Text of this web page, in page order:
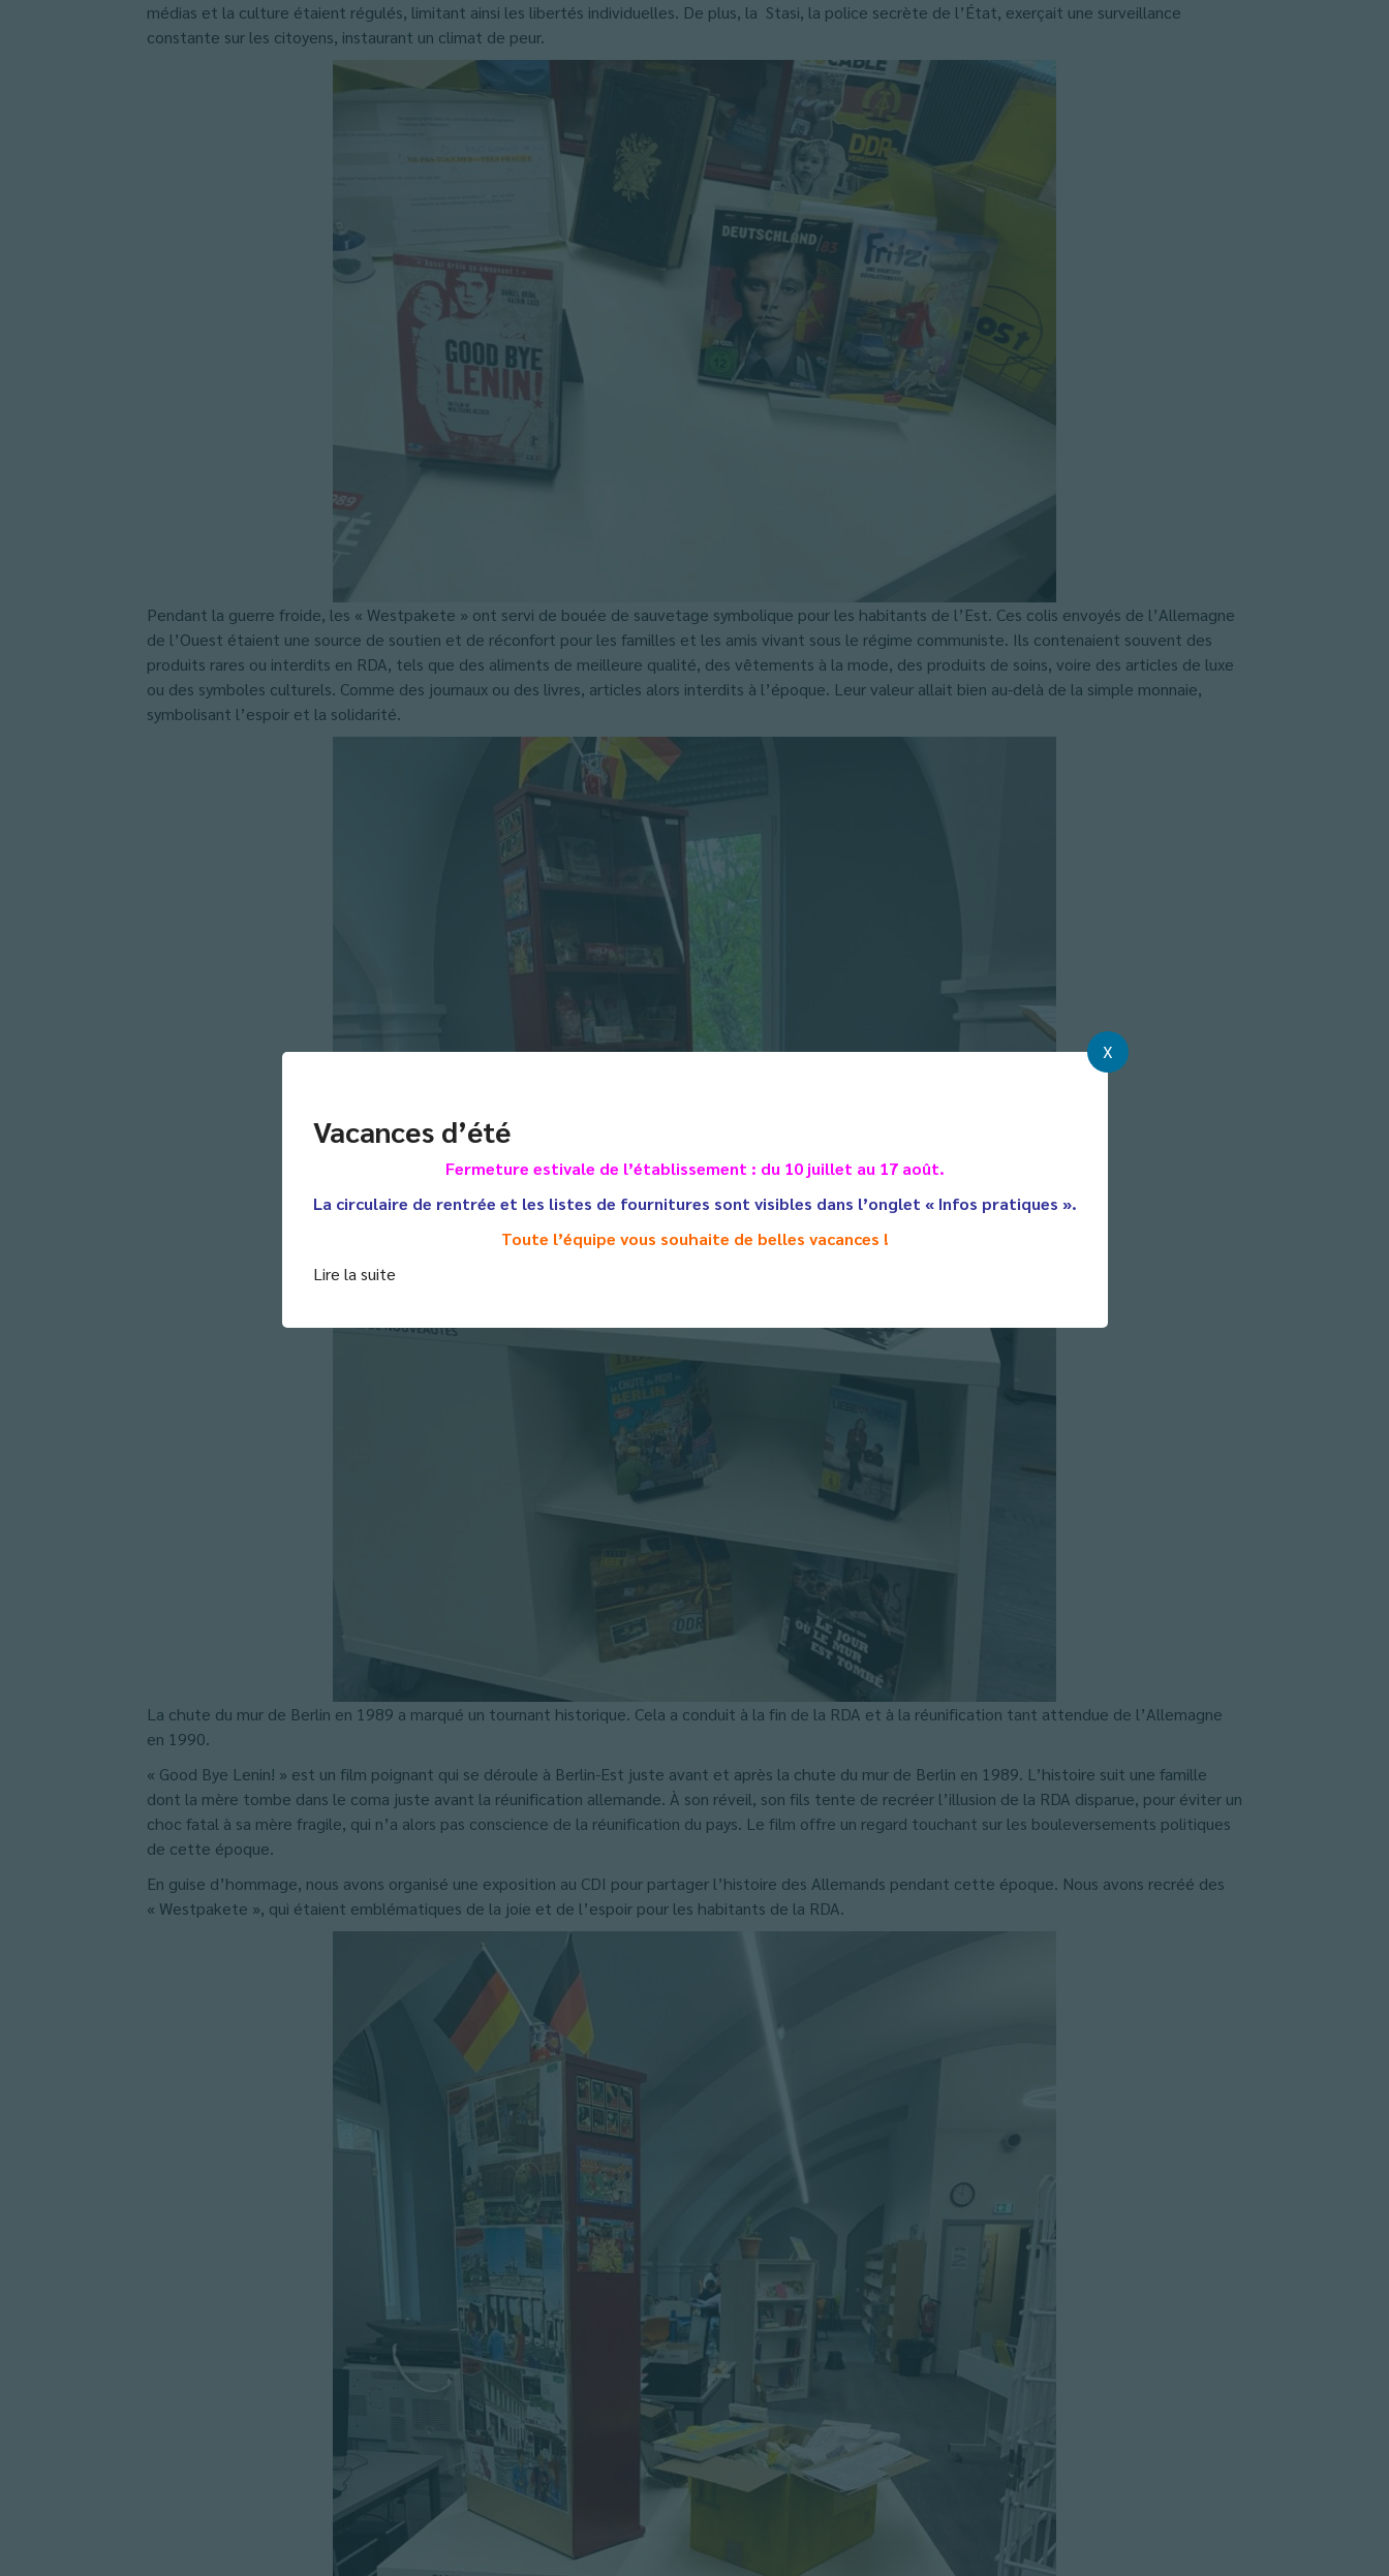
Vacances d’été
Fermeture estivale de l’établissement : du 10 juillet au 17 août.
La circulaire de rentrée et les listes de fournitures sont visibles dans l’onglet « Infos pratiques ».
Toute l’équipe vous souhaite de belles vacances !
Lire la suite
X
médias et la culture étaient régulés, limitant ainsi les libertés individuelles. De plus, la Stasi, la police secrète de l’État, exerçait une surveillance
constante sur les citoyens, instaurant un climat de peur.
Pendant la guerre froide, les « Westpakete » ont servi de bouée de sauvetage symbolique pour les habitants de l’Est. Ces colis envoyés de l’Allemagne
de l’Ouest étaient une source de soutien et de réconfort pour les familles et les amis vivant sous le régime communiste. Ils contenaient souvent des
produits rares ou interdits en RDA, tels que des aliments de meilleure qualité, des vêtements à la mode, des produits de soins, voire des articles de luxe
ou des symboles culturels. Comme des journaux ou des livres, articles alors interdits à l’époque. Leur valeur allait bien au-delà de la simple monnaie,
symbolisant l’espoir et la solidarité.
La chute du mur de Berlin en 1989 a marqué un tournant historique. Cela a conduit à la fin de la RDA et à la réunification tant attendue de l’Allemagne
en 1990.
« Good Bye Lenin! » est un film poignant qui se déroule à Berlin-Est juste avant et après la chute du mur de Berlin en 1989. L’histoire suit une famille
dont la mère tombe dans le coma juste avant la réunification allemande. À son réveil, son fils tente de recréer l’illusion de la RDA disparue, pour éviter un
choc fatal à sa mère fragile, qui n’a alors pas conscience de la réunification du pays. Le film offre un regard touchant sur les bouleversements politiques
de cette époque.
En guise d’hommage, nous avons organisé une exposition au CDI pour partager l’histoire des Allemands pendant cette époque. Nous avons recréé des
« Westpakete », qui étaient emblématiques de la joie et de l’espoir pour les habitants de la RDA.